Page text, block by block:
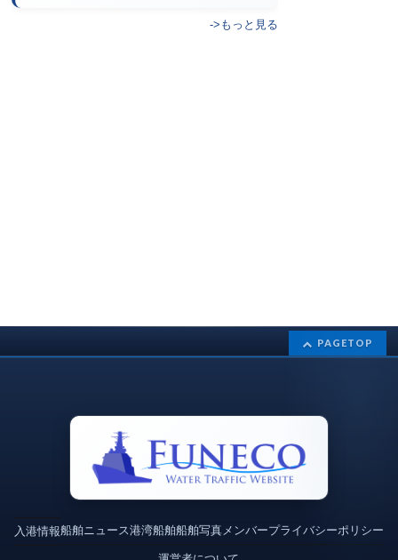
->もっと見る
PAGETOP
入港情報船舶ニュース港湾船舶船舶写真メンバープライバシーポリシー